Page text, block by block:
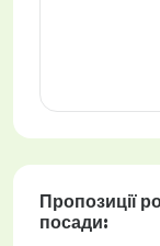
Пропозиції
посади: